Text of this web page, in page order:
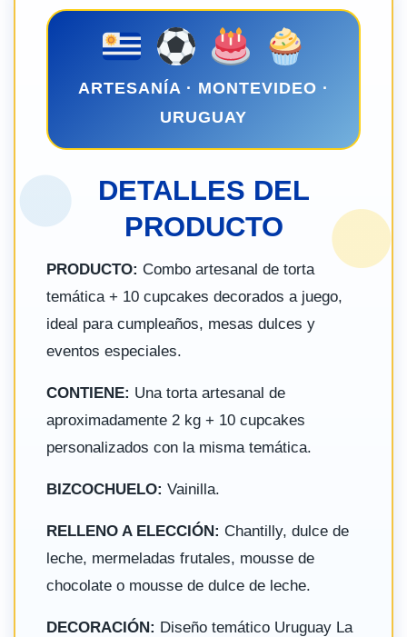
ARTESANÍA · MONTEVIDEO ·
URUGUAY
DETALLES DEL
PRODUCTO
PRODUCTO: Combo artesanal de torta
temática + 10 cupcakes decorados a juego,
ideal para cumpleaños, mesas dulces y
eventos especiales.
CONTIENE: Una torta artesanal de
aproximadamente 2 kg + 10 cupcakes
personalizados con la misma temática.
BIZCOCHUELO: Vainilla.
RELLENO A ELECCIÓN: Chantilly, dulce de
leche, mermeladas frutales, mousse de
chocolate o mousse de dulce de leche.
DECORACIÓN: Diseño temático Uruguay La